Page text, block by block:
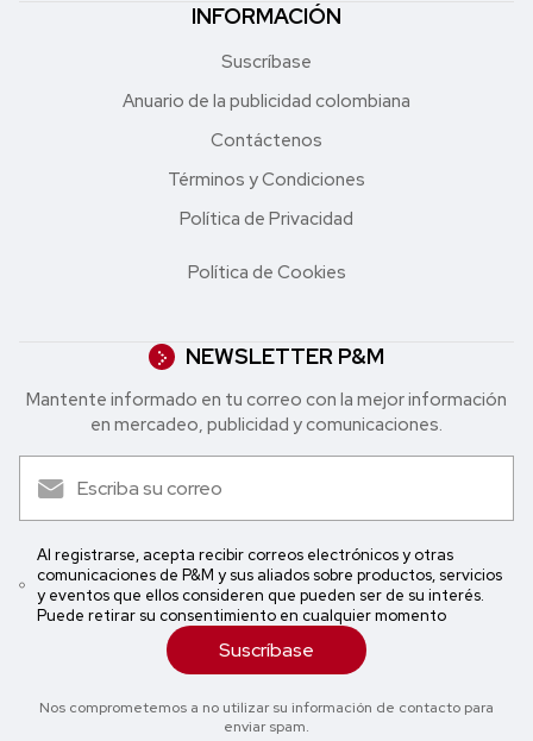
INFORMACIÓN
Suscríbase
Anuario de la publicidad colombiana
Contáctenos
Términos y Condiciones
Política de Privacidad
Política de Cookies
NEWSLETTER P&M
Mantente informado en tu correo con la mejor in formación
en mercadeo, publicidad y comunicaciones.
Al registrarse, acepta recibir correos electrónicos y otras
comunicaciones de P&M y sus aliados sobre productos, servicios
y eventos que ellos consideren que pueden ser de su interés.
Puede retirar su consentimiento en cualquier momento
Suscríbase
Nos comprometemos a no utilizar su información de contacto para
enviar spam.